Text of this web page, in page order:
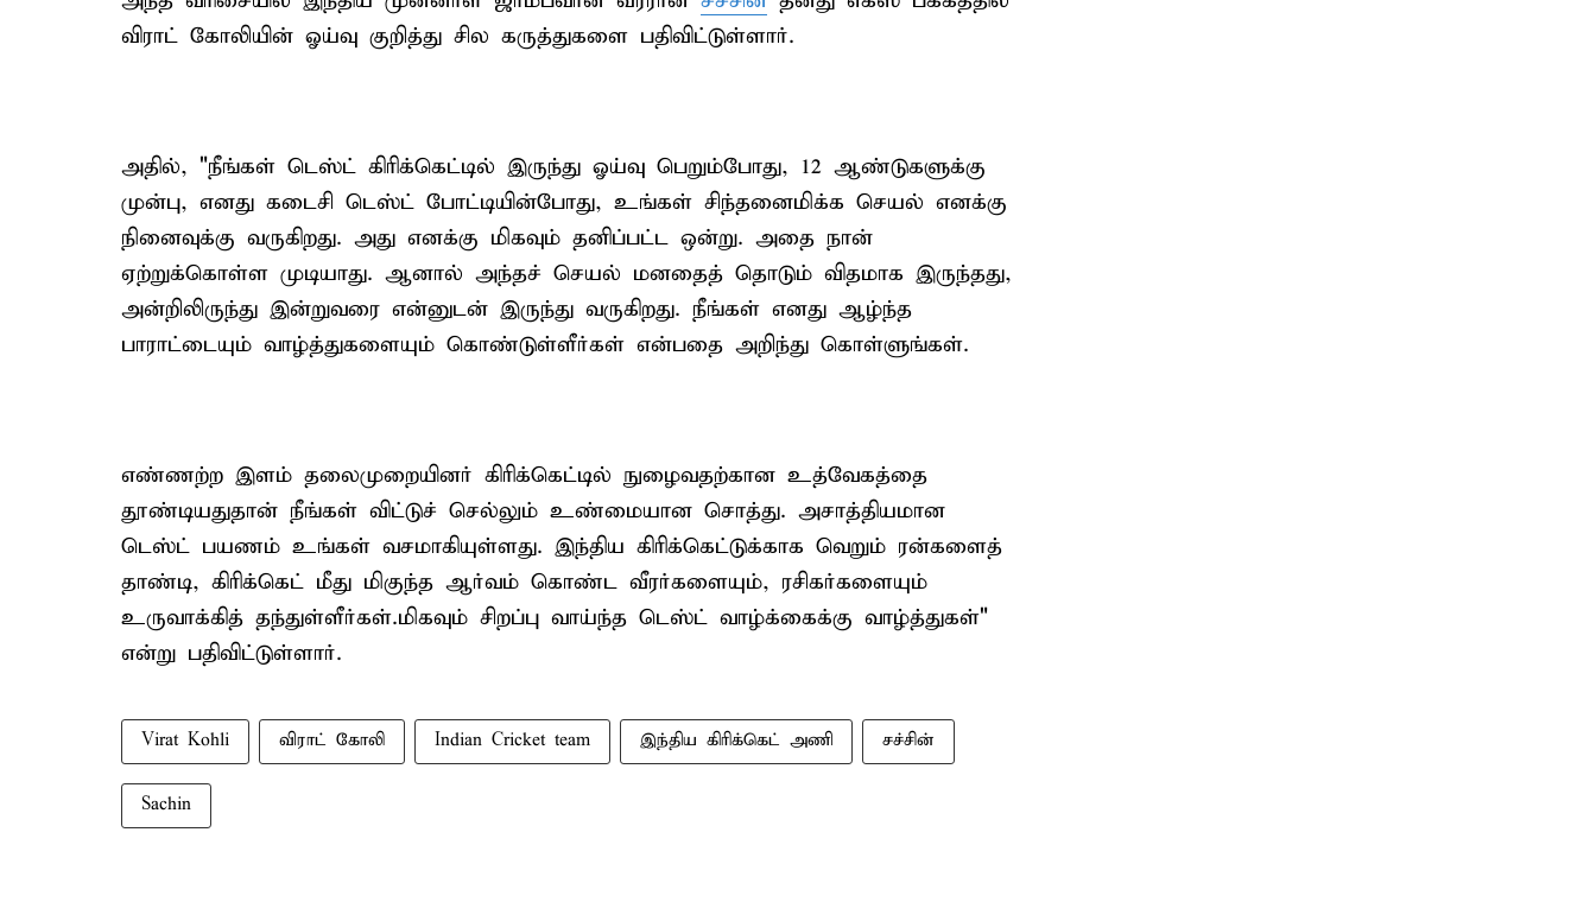
விராட் கோலியின் ஓய்வு குறித்து சில கருத்துகளை பதிவிட்டுள்ளார்.
அதில், "நீங்கள் டெஸ்ட் கிரிக்கெட்டில் இருந்து ஓய்வு பெறும்போது, 12 ஆண்டுகளுக்கு
முன்பு, எனது கடைசி டெஸ்ட் போட்டியின்போது, உங்கள் சிந்தனைமிக்க செயல் எனக்கு
நினைவுக்கு வருகிறது. அது எனக்கு மிகவும் தனிப்பட்ட ஒன்று. அதை நான்
ஏற்றுக்கொள்ள முடியாது. ஆனால் அந்தச் செயல் மனதைத் தொடும் விதமாக இருந்தது,
அன்றிலிருந்து இன்றுவரை என்னுடன் இருந்து வருகிறது. நீங்கள் எனது ஆழ்ந்த
பாராட்டையும் வாழ்த்துகளையும் கொண்டுள்ளீர்கள் என்பதை அறிந்து கொள்ளுங்கள்.
எண்ணற்ற இளம் தலைமுறையினர் கிரிக்கெட்டில் நுழைவதற்கான உத்வேகத்தை
தூண்டியதுதான் நீங்கள் விட்டுச் செல்லும் உண்மையான சொத்து. அசாத்தியமான
டெஸ்ட் பயணம் உங்கள் வசமாகியுள்ளது. இந்திய கிரிக்கெட்டுக்காக வெறும் ரன்களைத்
தாண்டி, கிரிக்கெட் மீது மிகுந்த ஆர்வம் கொண்ட வீரர்களையும், ரசிகர்களையும்
உருவாக்கித் தந்துள்ளீர்கள்.மிகவும் சிறப்பு வாய்ந்த டெஸ்ட் வாழ்க்கைக்கு வாழ்த்துகள்"
என்று பதிவிட்டுள்ளார்.
Virat Kohli விராட் கோலி Indian Cricket team இந்திய கிரிக்கெட் அணி சச்சின்
Sachin